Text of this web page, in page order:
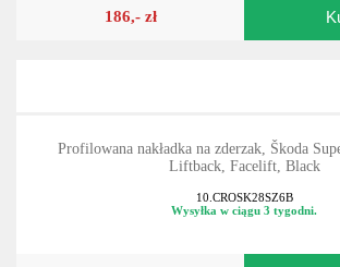
186,- zł
Profilowana nakładka na zderzak, Škoda
Liftback, Facelift, Black
10.CROSK28SZ6B
Wysyłka w ciągu 3 tygodni.